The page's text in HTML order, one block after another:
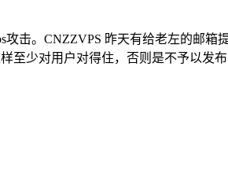
击。CNZZVPS 昨天有给老左的邮箱
至少对用户对得住，否则是不予以发布